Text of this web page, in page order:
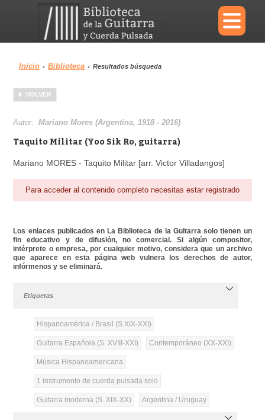
×
Menu
Biblioteca Diccionario
Área personal Reproductor
Inicio › Biblioteca › Resultados búsqueda
VOLVER
Autor:Mariano Mores (Argentina, 1918 - 2016)
Taquito Militar (Yoo Sik Ro, guitarra)
Mariano MORES - Taquito Militar [arr. Victor Villadangos]
Para acceder al contenido completo necesitas estar registrado
Los enlaces publicados en La Biblioteca de la Guitarra solo tienen un
fin educativo y de difusión, no comercial. Si algún compositor,
intérprete o empresa, por cualquier motivo, considera que un archivo
que aparece en esta página web vulnera los derechos de autor,
infórmenos y se eliminará.
Etiquetas
Hispanoamérica / Brasil (S.XIX-XXI)
Guitarra Española (S. XVIII-XXI) Contemporáneo (XX-XXI)
Música Hispanoamericana
1 instrumento de cuerda pulsada solo
Guitarra moderna (S. XIX-XX) Argentina / Uruguay